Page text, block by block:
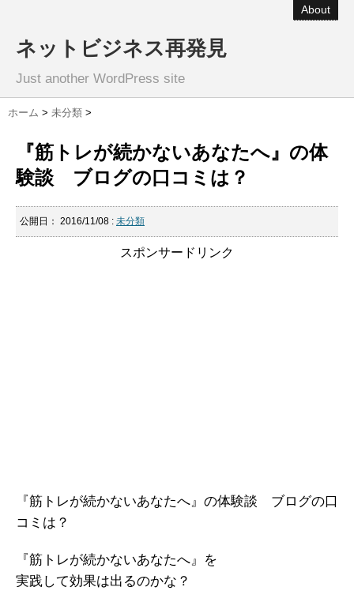
About
ネットビジネス再発見
Just another WordPress site
ホーム > 未分類 >
『筋トレが続かないあなたへ』の体
験談 ブログの口コミは？
公開日： 2016/11/08 : 未分類
スポンサードリンク
『筋トレが続かないあなたへ』の体験談 ブログの口
コミは？
『筋トレが続かないあなたへ』を
実践して効果は出るのかな？